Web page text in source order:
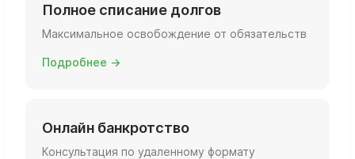
Полное списание долгов
Максимальное освобождение от обязательств
Подробнее →
Онлайн банкротство
Консультация по удаленному формату